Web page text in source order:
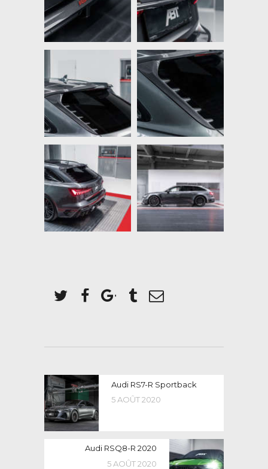
NAVIGATION
DE
L’ARTICLE
Previous
Audi RS7-R Sportback
5 AOÛT 2020
post:
Audi RSQ8-R 2020
5 AOÛT 2020